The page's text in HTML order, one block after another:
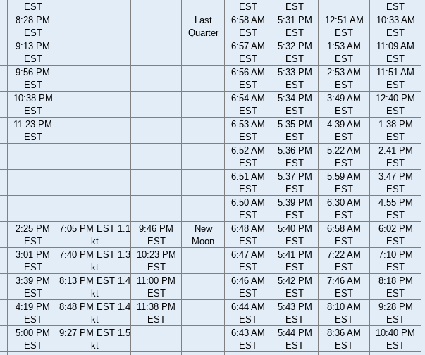
EST
EST
EST
EST
8:28 PM
EST
Last
Quarter
6:58 AM
EST
5:31 PM
EST
12:51 AM
EST
10:33 AM
EST
9:13 PM
EST
6:57 AM
EST
5:32 PM
EST
1:53 AM
EST
11:09 AM
EST
9:56 PM
EST
6:56 AM
EST
5:33 PM
EST
2:53 AM
EST
11:51 AM
EST
10:38 PM
EST
6:54 AM
EST
5:34 PM
EST
3:49 AM
EST
12:40 PM
EST
11:23 PM
EST
6:53 AM
EST
5:35 PM
EST
4:39 AM
EST
1:38 PM
EST
6:52 AM
EST
5:36 PM
EST
5:22 AM
EST
2:41 PM
EST
6:51 AM
EST
5:37 PM
EST
5:59 AM
EST
3:47 PM
EST
6:50 AM
EST
5:39 PM
EST
6:30 AM
EST
4:55 PM
EST
2:25 PM
EST
7:05 PM EST 1.1
kt
9:46 PM
EST
New
Moon
6:48 AM
EST
5:40 PM
EST
6:58 AM
EST
6:02 PM
EST
3:01 PM
EST
7:40 PM EST 1.3
kt
10:23 PM
EST
6:47 AM
EST
5:41 PM
EST
7:22 AM
EST
7:10 PM
EST
3:39 PM
EST
8:13 PM EST 1.4
kt
11:00 PM
EST
6:46 AM
EST
5:42 PM
EST
7:46 AM
EST
8:18 PM
EST
4:19 PM
EST
8:48 PM EST 1.4
kt
11:38 PM
EST
6:44 AM
EST
5:43 PM
EST
8:10 AM
EST
9:28 PM
EST
5:00 PM
EST
9:27 PM EST 1.5
kt
6:43 AM
EST
5:44 PM
EST
8:36 AM
EST
10:40 PM
EST